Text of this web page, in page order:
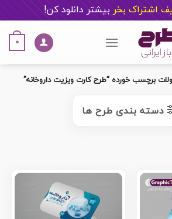
بیشتر دانلود کن!
0
برچسب خورده “طرح کارت ویزیت داروخانه”
دسته بندی طرح ها